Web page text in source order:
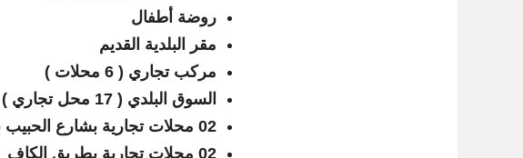
روضة أطفال
مقر البلدية القديم
مركب تجاري ( 6 محلات )
السوق البلدي ( 17 محل تجاري )
02 محلات تجارية بشارع الحبيب بورقيبة
02 محلات تجارية بطريق الكاف